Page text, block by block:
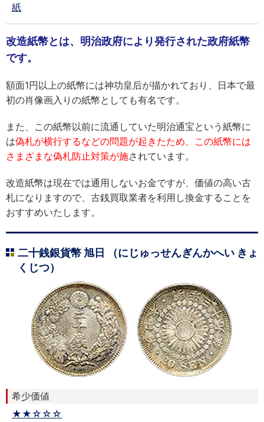
紙
改造紙幣とは、明治政府により発行された政府紙幣
です。
額面1円以上の紙幣には神功皇后が描かれており、日本で最
初の肖像画入りの紙幣としても有名です。
また、この紙幣以前に流通していた明治通宝という紙幣に
は偽札が横行するなどの問題が起きたため、この紙幣には
さまざまな偽札防止対策が施されています。
改造紙幣は現在では通用しないお金ですが、価値の高い古
札になりますので、古銭買取業者を利用し換金することを
おすすめいたします。
二十銭銀貨幣 旭日 （にじゅっせんぎんかへい きょ
くじつ）
希少価値
★★☆☆☆